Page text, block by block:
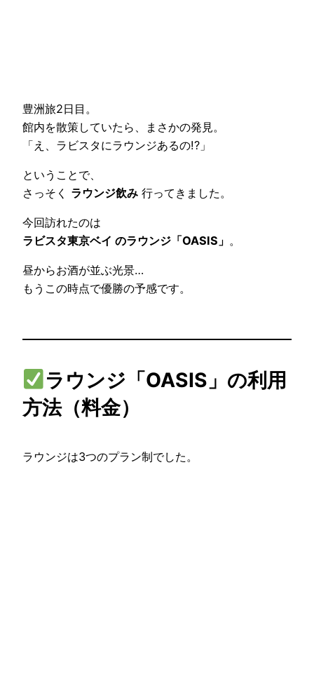
豊洲旅2日目。
館内を散策していたら、まさかの発見。
「え、ラビスタにラウンジあるの!?」
ということで、
さっそく ラウンジ飲み 行ってきました。
今回訪れたのは
ラビスタ東京ベイ のラウンジ「OASIS」 。
昼からお酒が並ぶ光景…
もうこの時点で優勝の予感です。
ラウンジ「OASIS」の利用
方法（料金）
ラウンジは3つのプラン制でした。